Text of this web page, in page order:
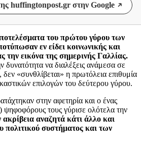
huffingtonpost.gr στην Google
του πρώτου γύρου των
εν είδει κοινωνικής και
την εικόνα της σημερινής Γαλλίας.
δυνατότητα να διαλέξεις ανάμεσα σε
«συνθλίβεται» η πρωτόλεια επιθυμία
επιλογών του δεύτερου γύρου.
στην αφετηρία και ο ένας
ψηφοφόρους τους γύρισε ολότελα την
αναζητά κάτι άλλο και
πολιτικού συστήματος και των